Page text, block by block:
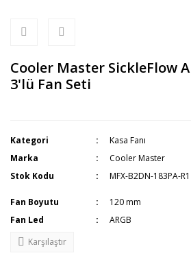
Cooler Master SickleFlow
3'lü Fan Seti
Kategori
Kasa Fanı
Marka
Cooler Master
Stok Kodu
MFX-B2DN-183PA-R1
Fan Boyutu
120 mm
Fan Led
ARGB
Karşılaştır